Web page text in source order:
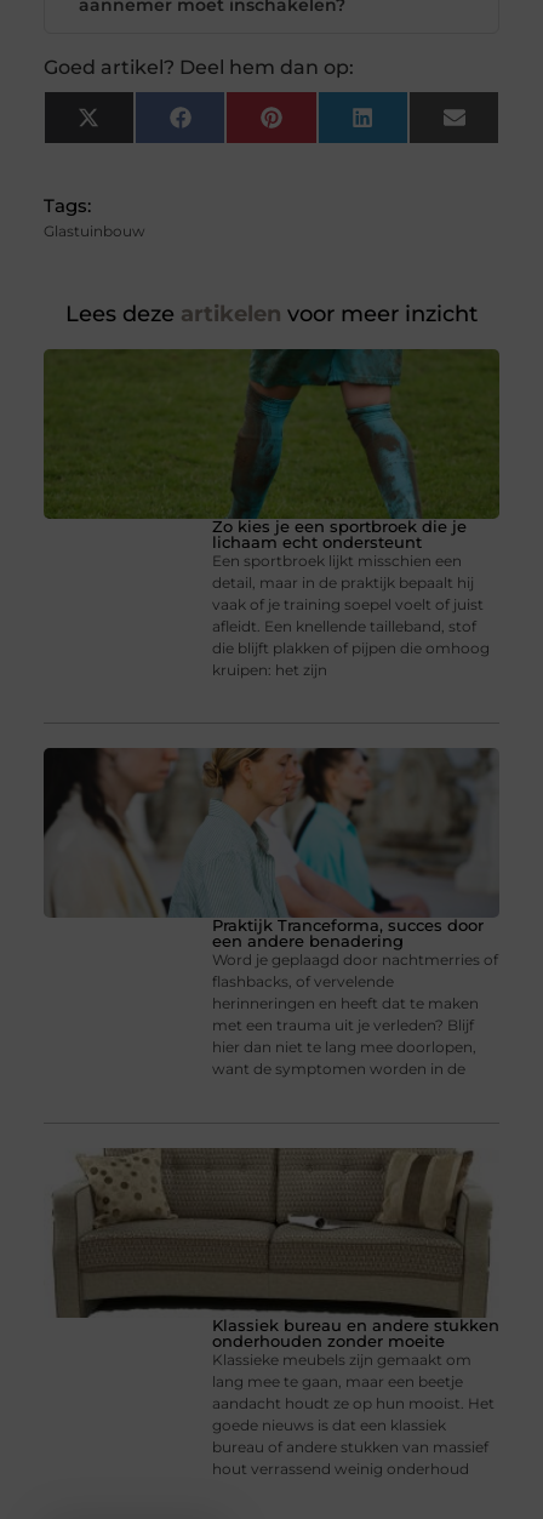
aannemer moet inschakelen?
Goed artikel? Deel hem dan op:
X
(Twitter)
FacebookPinterest LinkedIn Email
Tags:
Glastuinbouw
Lees deze artikelen voor meer inzicht
Zo kies je een sportbroek die je
lichaam echt ondersteunt
Een sportbroek lijkt misschien een
detail, maar in de praktijk bepaalt hij
vaak of je training soepel voelt of juist
afleidt. Een knellende tailleband, stof
die blijft plakken of pijpen die omhoog
kruipen: het zijn
Praktijk Tranceforma, succes door
een andere benadering
Word je geplaagd door nachtmerries of
flashbacks, of vervelende
herinneringen en heeft dat te maken
met een trauma uit je verleden? Blijf
hier dan niet te lang mee doorlopen,
want de symptomen worden in de
Klassiek bureau en andere stukken
onderhouden zonder moeite
Klassieke meubels zijn gemaakt om
lang mee te gaan, maar een beetje
aandacht houdt ze op hun mooist. Het
goede nieuws is dat een klassiek
bureau of andere stukken van massief
hout verrassend weinig onderhoud